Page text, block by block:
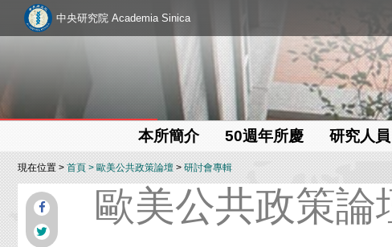
中央研究院 Academia Sinica
本所簡介 50週年所慶 研究人員
現在位置 >首頁 >歐美公共政策論壇>研討會專輯
歐美公共政策論